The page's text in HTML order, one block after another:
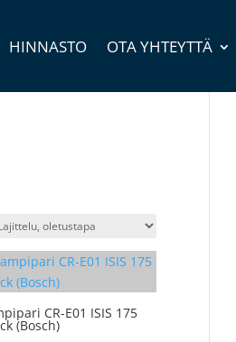
HINNASTO OTA YHTEYTTÄ
CR-E01 ISIS 175
(Bosch)